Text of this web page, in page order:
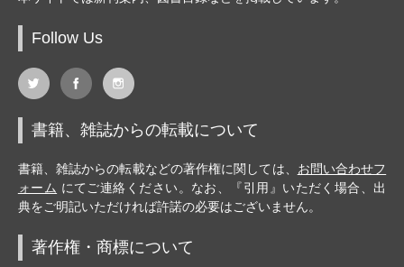
Follow Us
書籍、雑誌からの転載について
書籍、雑誌からの転載などの著作権に関しては、 お問い合わせフ
ォーム にてご連絡ください。なお、『引用』いただく場合、出
典をご明記いただければ許諾の必要はございません。
著作権・商標について